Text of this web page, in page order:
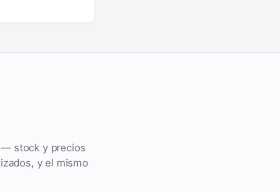
— stock y precios
y el mismo